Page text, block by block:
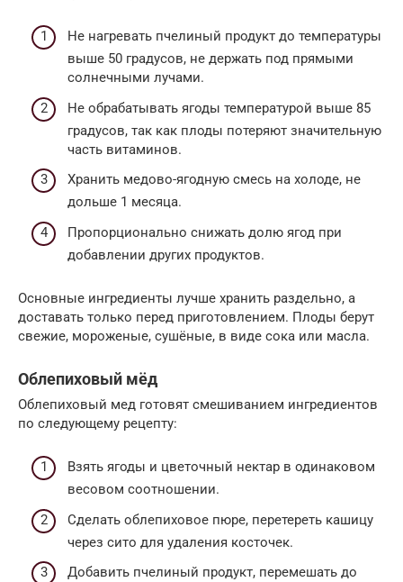
Не нагревать пчелиный продукт до температуры
выше 50 градусов, не держать под прямыми
солнечными лучами.
Не обрабатывать ягоды температурой выше 85
градусов, так как плоды потеряют значительную
часть витаминов.
Хранить медово-ягодную смесь на холоде, не
дольше 1 месяца.
Пропорционально снижать долю ягод при
добавлении других продуктов.
Основные ингредиенты лучше хранить раздельно, а
доставать только перед приготовлением. Плоды берут
свежие, мороженые, сушёные, в виде сока или масла.
Облепиховый мёд
Облепиховый мед готовят смешиванием ингредиентов
по следующему рецепту:
Взять ягоды и цветочный нектар в одинаковом
весовом соотношении.
Сделать облепиховое пюре, перетереть кашицу
через сито для удаления косточек.
Добавить пчелиный продукт, перемешать до